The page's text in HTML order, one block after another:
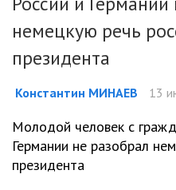
немецкую речь
президента
Константин МИНАЕВ 13
Молодой человек с
Германии не разобрал
президента